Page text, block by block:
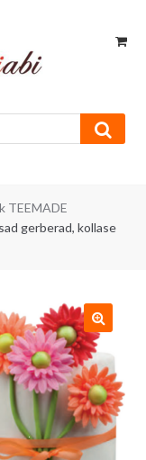
TEEMADE
gerberad, kollase